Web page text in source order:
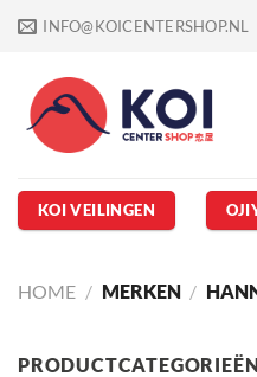
Ga
inhoud
INFO@KOICENTERSHOP.NL
KOI VEILINGEN
HOME / MERKEN /